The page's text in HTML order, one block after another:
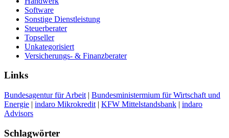
Software
Sonstige Dienstleistung
Steuerberater
Topseller
Unkategorisiert
Versicherungs- & Finanzberater
Links
Bundesagentur für Arbeit | Bundesministermium für Wirtschaft und
Energie | indaro Mikrokredit | KFW Mittelstandsbank | indaro
Advisors
Schlagwörter